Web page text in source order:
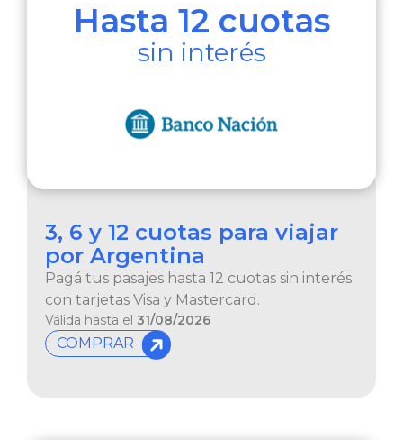
Hasta 12 cuotas
sin interés​
3, 6 y 12 cuotas para viajar
por Argentina
Pagá tus pasajes hasta 12 cuotas sin interés
con tarjetas Visa y Mastercard.
Válida hasta el 31/08/2026
COMPRAR